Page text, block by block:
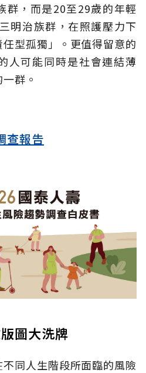
群，而是20至29歲的年輕
明治族群，在照護壓力下
型孤獨」。更值得留意的
人可能同時是社會連結薄
群。
查報告
圖大洗牌
同人生階段所面臨的風險